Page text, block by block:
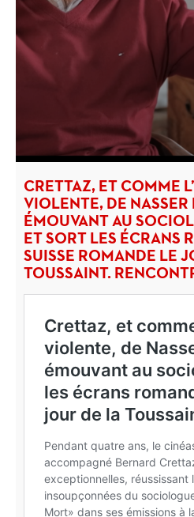
CRETTAZ, ET COMME
VIOLENTE, DE NASSER
ÉMOUVANT AU
ET SORT LES ÉCRANS
SUISSE ROMANDE LE
TOUSSAINT.